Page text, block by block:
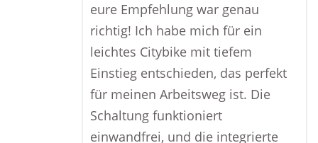
eure Empfehlung war genau
richtig! Ich habe mich für ein
leichtes Citybike mit tiefem
Einstieg entschieden, das perfekt
für meinen Arbeitsweg ist. Die
Schaltung funktioniert
einwandfrei, und die integrierte